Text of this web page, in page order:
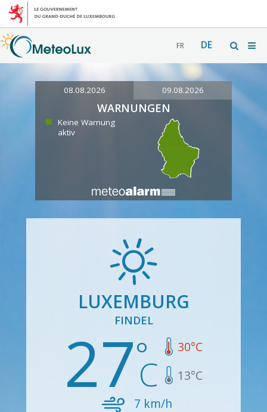
FR DE
08.08.2026 09.08.2026
WARNUNGEN
Keine Warnung
aktiv
LUXEMBURG
FINDEL
27 30°C
13°C
7 km/h